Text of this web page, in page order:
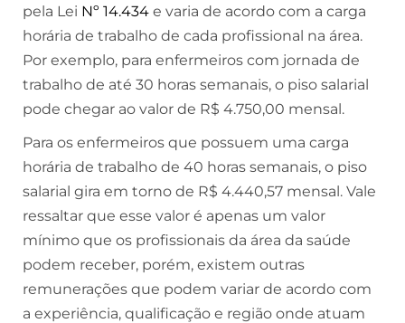
pela Lei Nº 14.434 e varia de acordo com a carga
horária de trabalho de cada profissional na área.
Por exemplo, para enfermeiros com jornada de
trabalho de até 30 horas semanais, o piso salarial
pode chegar ao valor de R$ 4.750,00 mensal.
Para os enfermeiros que possuem uma carga
horária de trabalho de 40 horas semanais, o piso
salarial gira em torno de R$ 4.440,57 mensal. Vale
ressaltar que esse valor é apenas um valor
mínimo que os profissionais da área da saúde
podem receber, porém, existem outras
remunerações que podem variar de acordo com
a experiência, qualificação e região onde atuam